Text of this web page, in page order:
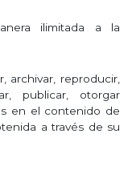
ilimitada a la
archivar, reproducir,
publicar, otorgar
en el contenido de
a través de su